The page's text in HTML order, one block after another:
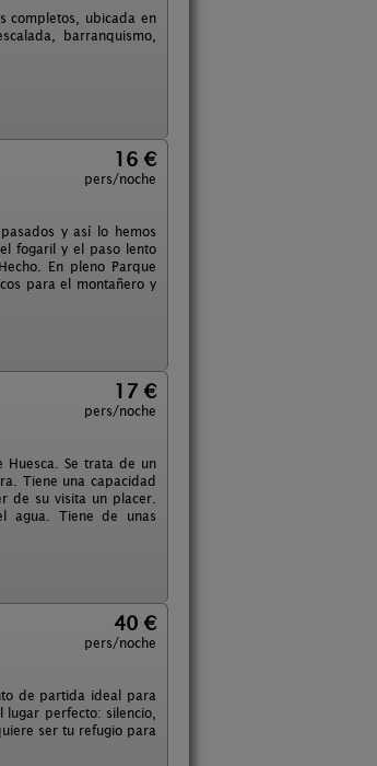
completos, ubicada en
barranquismo,
16 €
pers/noche
y así lo hemos
fogaril y el paso lento
En pleno Parque
para el montañero y
17 €
pers/noche
Se trata de un
Tiene una capacidad
de su visita un placer.
agua. Tiene de unas
40 €
pers/noche
de partida ideal para
perfecto: silencio,
ser tu refugio para